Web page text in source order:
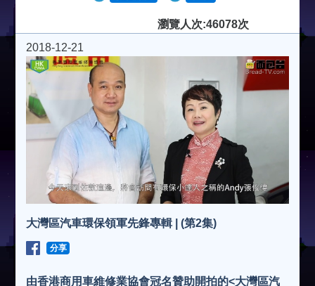
瀏覽人次:46078次
2018-12-21
大灣區汽車環保領軍先鋒專輯 | (第2集)
分享
由香港商用車維修業協會冠名贊助開拍的<大灣區汽